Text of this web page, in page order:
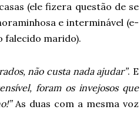
(ele fizera questão de se
e interminável (e-
falecido marido).
não custa nada ajudar”. E
foram os invejosos que
As duas com a mesma voz